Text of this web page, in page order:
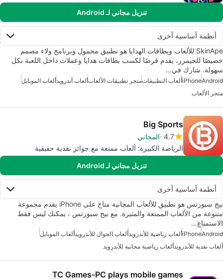
تنزيل مجاني لـ Android
أنظمة أساسية أخرى
SkinApe للألعاب وبطاقات الهدايا هو تطبيق محمول وبرنامج ولاء مصمم
خصيصًا للجيمرز، يقدم فرصًا لكسب بطاقات هدايا وعملات داخل اللعبة بكل
سهولة. شارك في…
Android
iPhoneألعاب التطبيقاتمتجر تطبيقات الألعابألعاب أندرويدألعاب الموبايل
متجر الألعاب
Big Sports
4.7 المجاني
الرياضة الكبيرة: ألعاب ممتعة مع جوائز نقدية حقيقية
تنزيل مجاني لـ Android
أنظمة أساسية أخرى
بيج سبورتس هو تطبيق للألعاب المجانية متاح على iPhone يقدم مجموعة
متنوعة من الألعاب الممتعة والمثيرة. مع بيج سبورتس ، يمكنك ليس فقط
الاستمتاع…
Android
iPhoneألعاب رياضية للأندرويدألعاب الجوال للأندرويدألعاب الموبايل
ألعاب نقدية للأندرويدألعاب رياضية مجانية للأندرويد
TC Games-PC plays mobile games